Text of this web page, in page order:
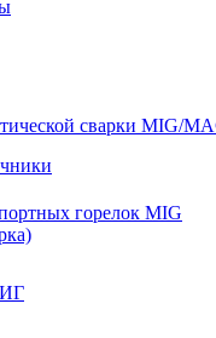
сварки MIG/
горелок MIG